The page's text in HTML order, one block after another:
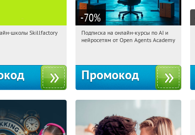
Получи первым!
школы Skillfactory
-70%
09:02:53 Получили:
Подписка на онлайн-курсы по AI и
нейросетям от Open Agents Academy
Промокод